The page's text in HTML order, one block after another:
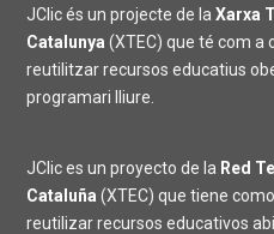
JClic és un projecte de la Xarxa
Catalunya (XTEC) que té com a
reutilitzar recursos educatius
programari lliure.
JClic es un proyecto de la Red
Cataluña (XTEC) que tiene
reutilizar recursos educativos